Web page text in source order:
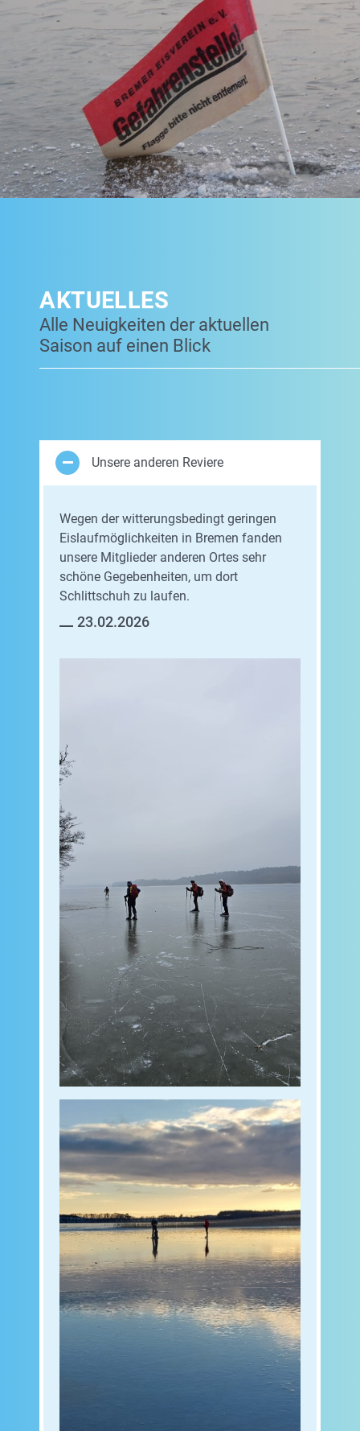
AKTUELLES
Alle Neuigkeiten der aktuellen
Saison auf einen Blick
Unsere anderen Reviere
Wegen der witterungsbedingt geringen
Eislaufmöglichkeiten in Bremen fanden
unsere Mitglieder anderen Ortes sehr
schöne Gegebenheiten, um dort
Schlittschuh zu laufen.
23.02.2026